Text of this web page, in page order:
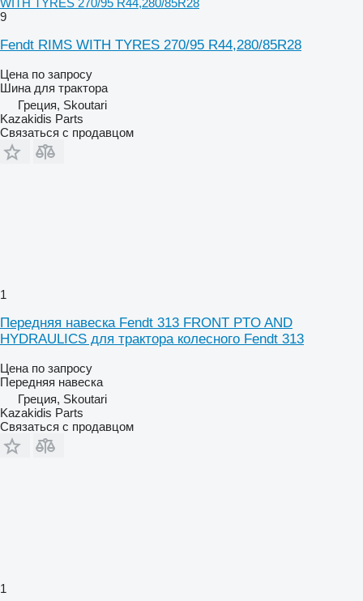
WITH TYRES 270/95 R44,280/85R28
9
Fendt RIMS WITH TYRES 270/95 R44,280/85R28
Цена по запросу
Шина для трактора
Греция, Skoutari
Kazakidis Parts
Связаться с продавцом
1
Передняя навеска Fendt 313 FRONT PTO AND
HYDRAULICS для трактора колесного Fendt 313
Цена по запросу
Передняя навеска
Греция, Skoutari
Kazakidis Parts
Связаться с продавцом
1